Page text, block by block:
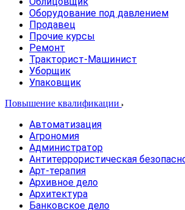
Оборудование под давлением
Продавец
Прочие курсы
Ремонт
Тракторист-Машинист
Уборщик
Упаковщик
Повышение квалификации
Автоматизация
Агрономия
Администратор
Антитеррористическая
Арт-терапия
Архивное дело
Архитектура
Банковское дело